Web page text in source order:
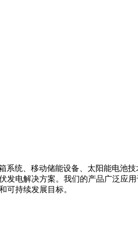
系统、移动储能设备、太阳能电池
电解决方案。我们的产品广泛应
可持续发展目标。